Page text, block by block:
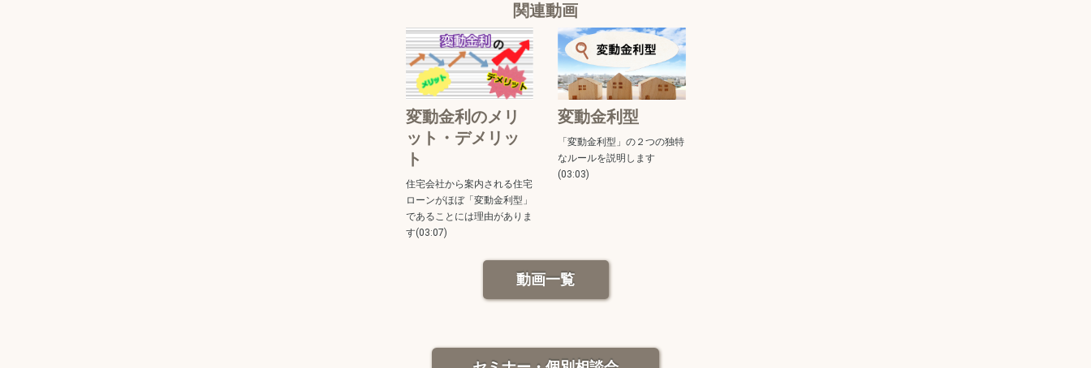
関連動画
変動金利のメリ
ット・デメリッ
ト
住宅会社から案内される住宅
ローンがほぼ「変動金利型」
であることには理由がありま
す(03:07)
変動金利型
「変動金利型」の２つの独特
なルールを説明します
(03:03)
動画一覧